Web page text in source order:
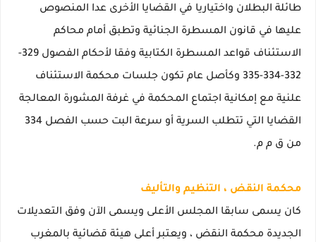
طائلة البطلان واختياريا في القضايا الأخرى عدا المنصوص
عليها في قانون المسطرة الجنائية وتطبق أمام محاكم
الاستئناف قواعد المسطرة الكتابية وفقا لأحكام الفصول 329-
332-334-335 وكأصل عام تكون جلسات محكمة الاستئناف
علنية مع إمكانية اجتماع المحكمة في غرفة المشورة المعالجة
القضايا التي تتطلب السرية أو سرعة البت حسب الفصل 334
من ق م م.
محكمة النقض ، التنظيم والتأليف
كان يسمى سابقا المجلس الأعلى ويسمى الآن وفق التعديلات
الجديدة محكمة النقض ، ويعتبر أعلى هيئة قضائية بالمغرب